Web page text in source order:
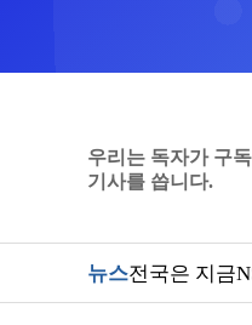
우리는 독자가 구
기사를 씁니다.
뉴스전국은 지금